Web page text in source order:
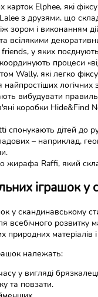
Elphee, які
з друзями, що
зором і виконанням
всілякими
у яких
процеси
Wally, які легко
логічних
вибудувати
коробки Hide&Find
спонукають дітей до
– наприклад,
жирафа Raffi, який
іграшок
у скандинавському
всебічного
природних
належать:
у вигляді брязкалець
та повзати.